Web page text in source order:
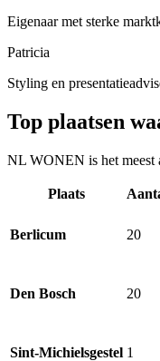
Eigenaar met sterke
Patricia
Styling en
Top plaatsen
NL WONEN is het meest
Plaats
Berlicum 20
Den Bosch 20
Sint-Michielsgestel 1